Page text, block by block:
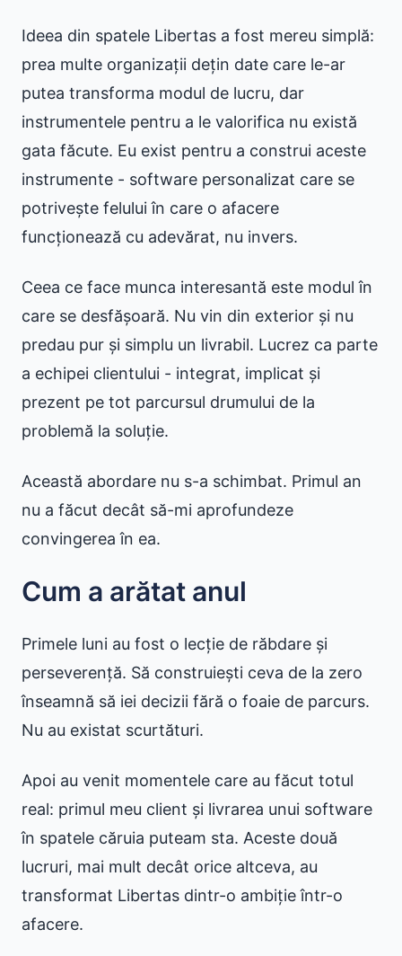
Ideea din spatele Libertas a fost mereu simplă:
prea multe organizații dețin date care le-ar
putea transforma modul de lucru, dar
instrumentele pentru a le valorifica nu există
gata făcute. Eu exist pentru a construi aceste
instrumente - software personalizat care se
potrivește felului în care o afacere
funcționează cu adevărat, nu invers.
Ceea ce face munca interesantă este modul în
care se desfășoară. Nu vin din exterior și nu
predau pur și simplu un livrabil. Lucrez ca parte
a echipei clientului - integrat, implicat și
prezent pe tot parcursul drumului de la
problemă la soluție.
Această abordare nu s-a schimbat. Primul an
nu a făcut decât să-mi aprofundeze
convingerea în ea.
Cum a arătat anul
Primele luni au fost o lecție de răbdare și
perseverență. Să construiești ceva de la zero
înseamnă să iei decizii fără o foaie de parcurs.
Nu au existat scurtături.
Apoi au venit momentele care au făcut totul
real: primul meu client și livrarea unui software
în spatele căruia puteam sta. Aceste două
lucruri, mai mult decât orice altceva, au
transformat Libertas dintr-o ambiție într-o
afacere.